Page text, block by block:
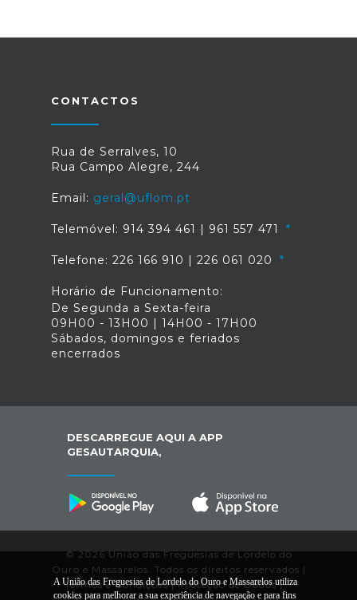
CONTACTOS
Rua de Serralves, 10
Rua Campo Alegre, 244
Email: geral@uflom.pt
Telemóvel: 914 394 461 | 961 557 471
Telefone: 226 166 910 | 226 061 020
Horário de Funcionamento:
De Segunda a Sexta-feira
09H00 - 13H00 | 14H00 - 17H00
Sábados, domingos e feriados
encerrados
DESCARREGUE AQUI A APP
GESAUTARQUIA,
© 2026 União das Freguesias de Lordelo do
Ouro e Massarelos. Todos os direitos reservados |
Termos e Condições|Proteção de Dados|*
A União das Freguesias de Lordelo do Ouro e Massarelos utiliza
cookies para melhorar a sua experiência de navegação e para fins